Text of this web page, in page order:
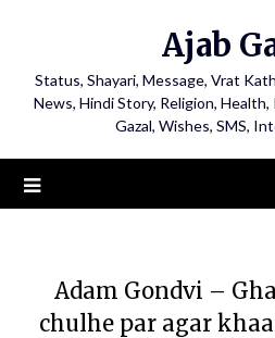
Ajab
Status, Shayari, Message, Vrat
News, Hindi Story, Religion,
Gazal, Wishes, SMS,
Adam Gondvi –
chulhe par agar